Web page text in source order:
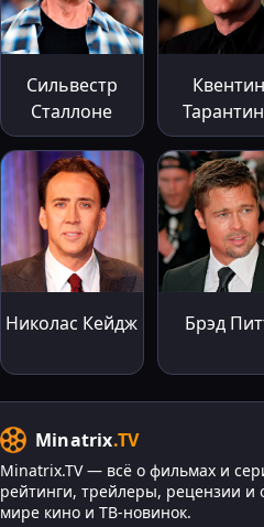
Сильвестр
Сталлоне
Квентин
Николас Кейдж Брэд
Minatrix.TV
Minatrix.TV — всё о фильмах и
рейтинги, трейлеры, рецензии и
мире кино и ТВ-новинок.